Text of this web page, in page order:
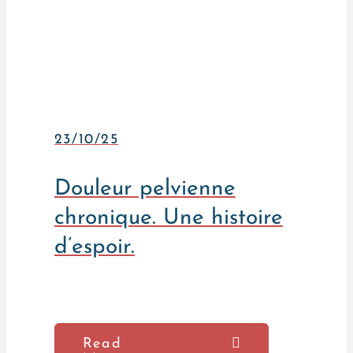
23/10/25
Douleur pelvienne
chronique. Une histoire
d’espoir.
Read